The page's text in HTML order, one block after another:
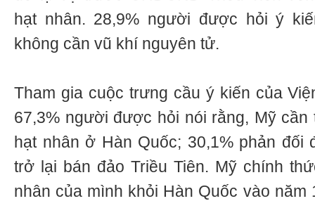
hạt nhân. 28,9% người được hỏi ý
không cần vũ khí nguyên tử.
Tham gia cuộc trưng cầu ý kiến của
67,3% người được hỏi nói rằng, Mỹ
hạt nhân ở Hàn Quốc; 30,1% phản đối
trở lại bán đảo Triều Tiên. Mỹ chính
nhân của mình khỏi Hàn Quốc vào năm